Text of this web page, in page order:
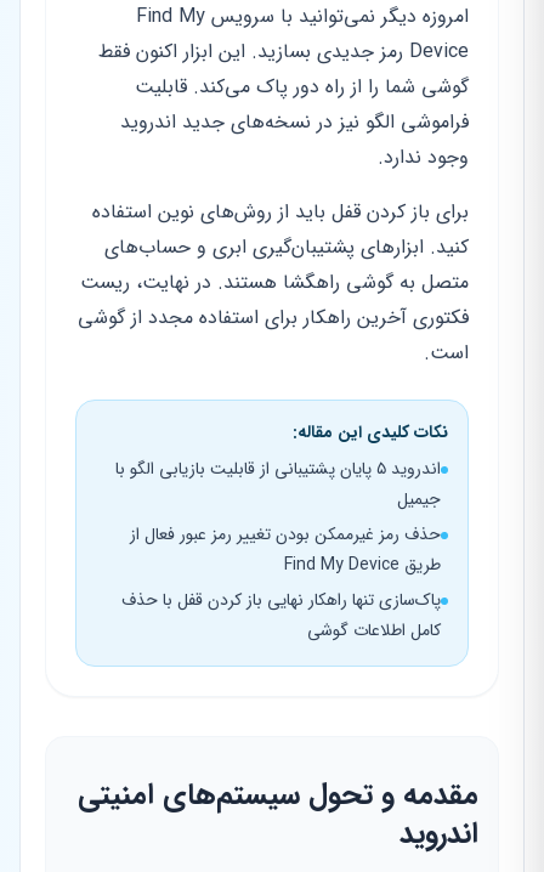
امروزه دیگر نمی‌توانید با سرویس Find My
Device رمز جدیدی بسازید. این ابزار اکنون فقط
گوشی شما را از راه دور پاک می‌کند. قابلیت
فراموشی الگو نیز در نسخه‌های جدید اندروید
وجود ندارد.
برای باز کردن قفل باید از روش‌های نوین استفاده
کنید. ابزارهای پشتیبان‌گیری ابری و حساب‌های
متصل به گوشی راهگشا هستند. در نهایت، ریست
فکتوری آخرین راهکار برای استفاده مجدد از گوشی
است.
نکات کلیدی این مقاله:
اندروید ۵ پایان پشتیبانی از قابلیت بازیابی الگو با
جیمیل
حذف رمز غیرممکن بودن تغییر رمز عبور فعال از
طریق Find My Device
پاک‌سازی تنها راهکار نهایی باز کردن قفل با حذف
کامل اطلاعات گوشی
مقدمه و تحول سیستم‌های امنیتی
اندروید